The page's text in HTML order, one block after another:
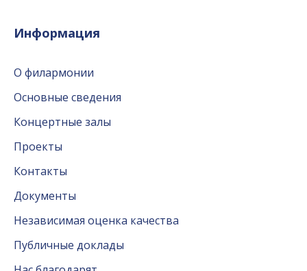
Информация
О филармонии
Основные сведения
Концертные залы
Проекты
Контакты
Документы
Независимая оценка качества
Публичные доклады